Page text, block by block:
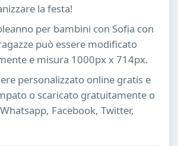
la festa!
per bambini con Sofia con
può essere modificato
e misura 1000px x 714px.
personalizzato online gratis e
o scaricato gratuitamente o
Facebook, Twitter,